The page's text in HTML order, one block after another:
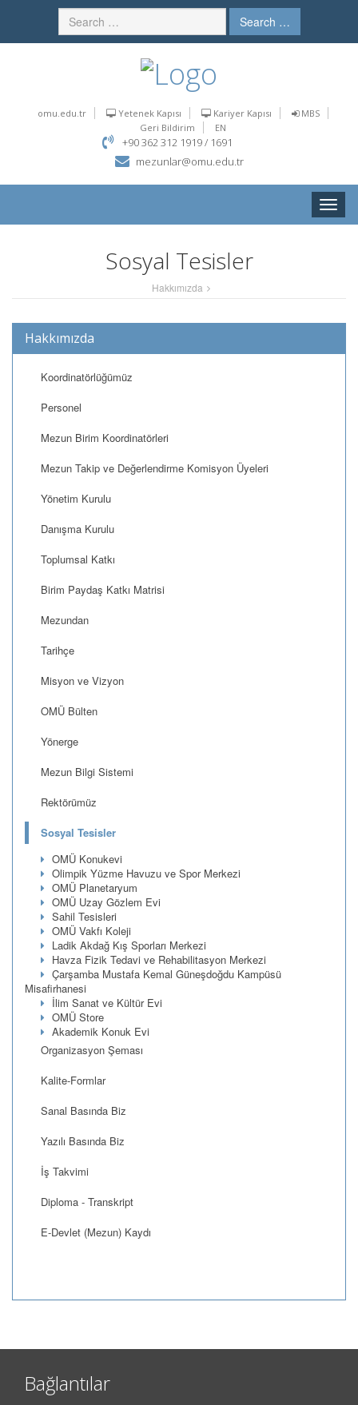
Search …
omu.edu.tr Yetenek Kapısı Kariyer Kapısı
MBS
Geri Bildirim
EN
+90 362 312 1919 / 1691
mezunlar@omu.edu.tr
Toggle
Sosyal Tesisler
Hakkımızda
Hakkımızda
Koordinatörlüğümüz
Personel
Mezun Birim Koordinatörleri
Mezun Takip ve Değerlendirme Komisyon Üyeleri
Yönetim Kurulu
Danışma Kurulu
Toplumsal Katkı
Birim Paydaş Katkı Matrisi
Mezundan
Tarihçe
Misyon ve Vizyon
OMÜ Bülten
Yönerge
Mezun Bilgi Sistemi
Rektörümüz
Sosyal Tesisler
OMÜ Konukevi
Olimpik Yüzme Havuzu ve Spor Merkezi
OMÜ Planetaryum
OMÜ Uzay Gözlem Evi
Sahil Tesisleri
OMÜ Vakfı Koleji
Ladik Akdağ Kış Sporları Merkezi
Havza Fizik Tedavi ve Rehabilitasyon Merkezi
Çarşamba Mustafa Kemal Güneşdoğdu Kampüsü
Misafirhanesi
İlim Sanat ve Kültür Evi
OMÜ Store
Akademik Konuk Evi
Organizasyon Şeması
Kalite-Formlar
Sanal Basında Biz
Yazılı Basında Biz
İş Takvimi
Diploma - Transkript
E-Devlet (Mezun) Kaydı
Bağlantılar